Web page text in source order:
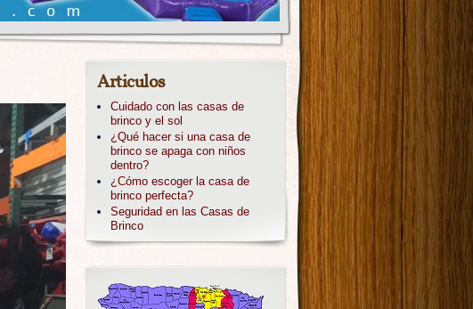
Articulos
Cuidado con las casas de
brinco y el sol
¿Qué hacer si una casa de
brinco se apaga con niños
dentro?
¿Cómo escoger la casa de
brinco perfecta?
Seguridad en las Casas de
Brinco